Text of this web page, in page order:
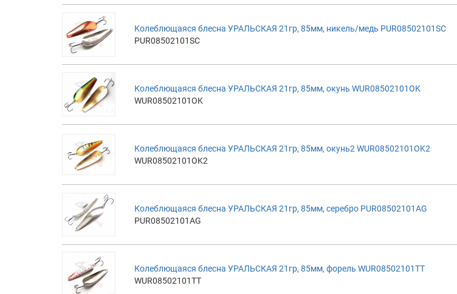
Колеблющаяся блесна УРАЛЬСКАЯ 21гр, 85мм, никель/медь PUR08502101SC
PUR08502101SC
Колеблющаяся блесна УРАЛЬСКАЯ 21гр, 85мм, окунь WUR08502101OK
WUR08502101OK
Колеблющаяся блесна УРАЛЬСКАЯ 21гр, 85мм, окунь2 WUR08502101OK2
WUR08502101OK2
Колеблющаяся блесна УРАЛЬСКАЯ 21гр, 85мм, серебро PUR08502101AG
PUR08502101AG
Колеблющаяся блесна УРАЛЬСКАЯ 21гр, 85мм, форель WUR08502101TT
WUR08502101TT